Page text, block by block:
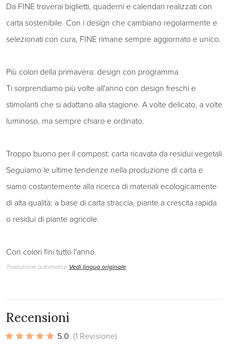
Da FINE troverai biglietti, quaderni e calendari realizzati con
carta sostenibile. Con i design che cambiano regolarmente e
selezionati con cura, FINE rimane sempre aggiornato e unico.
Più colori della primavera: design con programma
Ti sorprendiamo più volte all'anno con design freschi e
stimolanti che si adattano alla stagione. A volte delicato, a volte
luminoso, ma sempre chiaro e ordinato.
Troppo buono per il compost: carta ricavata da residui vegetali
Seguiamo le ultime tendenze nella produzione di carta e
siamo costantemente alla ricerca di materiali ecologicamente
di alta qualità: a base di carta straccia, piante a crescita rapida
o residui di piante agricole.
Con colori fini tutto l'anno.
Traduzione automatica Vedi lingua originale
Recensioni
5.0 (1 Revisione)